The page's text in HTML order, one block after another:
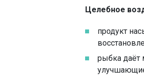
Целебное
продукт
рыбка